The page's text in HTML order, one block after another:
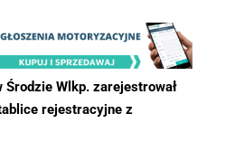
Wlkp. zarejestrował
rejestracyjne z